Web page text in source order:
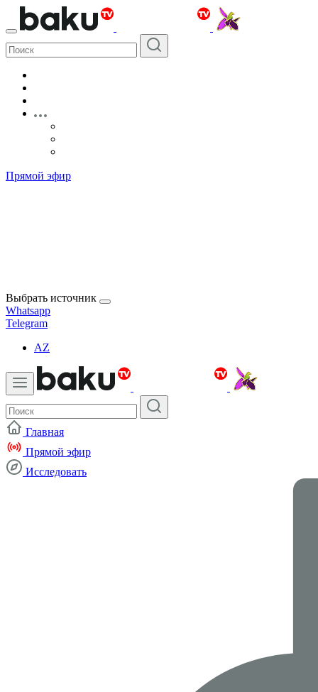
Прямой эфир
Выбрать источник
Whatsapp
Telegram
AZ
Главная
Прямой эфир
Исследовать